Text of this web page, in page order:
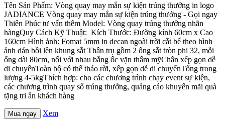
Tên Sản Phẩm: Vòng quay may mắn sự kiện trúng thưởng in logo
JADIANCE Vòng quay may mắn sự kiện trúng thưởng - Gọi ngay
Thiên Phúc tư vấn thêm Model: Vòng quay trúng thưởng nhãn
hàngQuy Cách Kỹ Thuật: Kích Thước: Đường kính 60cm x Cao
160cm Hình ảnh: Fomat 5mm in decan ngoài trời cắt bế theo hình
ảnh dán bồi lên khung sắt Thân trụ gồm 2 ống sắt tròn phi 32, mỗi
ống dài 80cm, nối với nhau bằng ốc vặn thẩm mỹChân xếp gọn dễ
di chuyểnToàn bộ có thể tháo rời, xếp gọn dễ di chuyểnTổng trong
lượng 4-5kgThích hợp: cho các chương trình chạy event sự kiện,
các chương trình quay số trúng thưởng, quảng cáo khuyến mãi quà
tặng tri ân khách hàng
Mua ngay Xem